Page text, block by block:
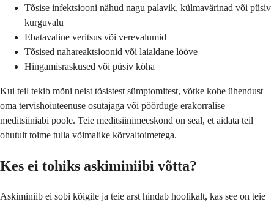
Tõsise infektsiooni nähud nagu palavik, külmavärinad või püsiv
kurguvalu
Ebatavaline veritsus või verevalumid
Tõsised nahareaktsioonid või laialdane lööve
Hingamisraskused või püsiv köha
Kui teil tekib mõni neist tõsistest sümptomitest, võtke kohe ühendust
oma tervishoiuteenuse osutajaga või pöörduge erakorralise
meditsiiniabi poole. Teie meditsiinimeeskond on seal, et aidata teil
ohutult toime tulla võimalike kõrvaltoimetega.
Kes ei tohiks askiminiibi võtta?
Askiminiib ei sobi kõigile ja teie arst hindab hoolikalt, kas see on teie